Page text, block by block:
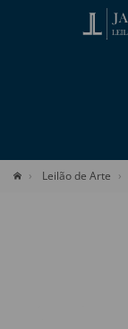
Leilão de Arte